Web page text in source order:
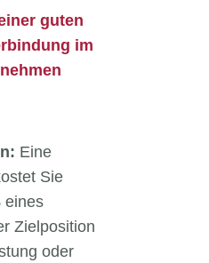
guten
im
Eine
Sie
eines
Zielposition
oder